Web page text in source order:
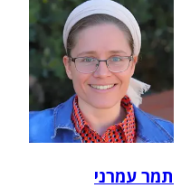
תמר עמרני